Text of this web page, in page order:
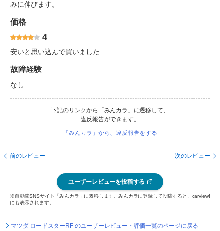
みに伸びます。
価格
4
安いと思い込んで買いました
故障経験
なし
下記のリンクから「みんカラ」に遷移して、
違反報告ができます。
「みんカラ」から、違反報告をする
前のレビュー 次のレビュー
ユーザーレビューを投稿する
※自動車SNSサイト「みんカラ」に遷移します。みんカラに登録して投稿すると、carview!
にも表示されます。
マツダ ロードスターRF のユーザーレビュー・評価一覧のページに戻る